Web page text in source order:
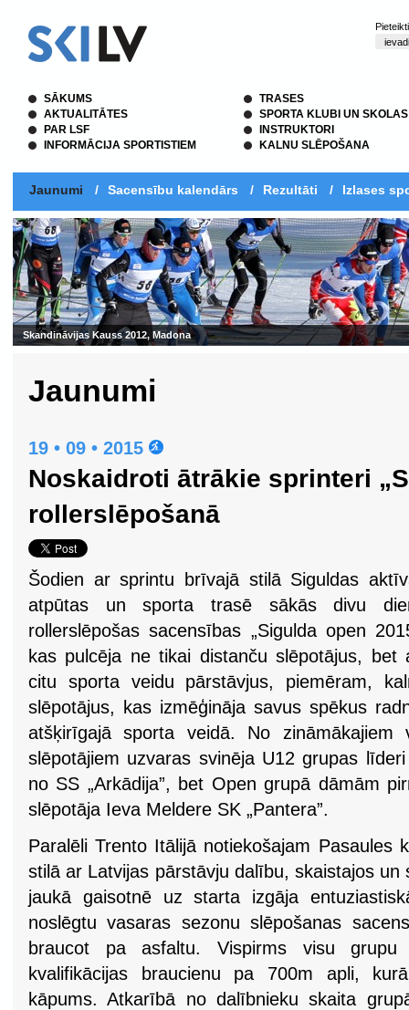
SĀKUMS
AKTUALITĀTES
PAR LSF
INFORMĀCIJA SPORTISTIEM
TRASES
SPORTA KLUBI UN SKOLAS
INSTRUKTORI
KALNU SLĒPOŠANA
Jaunumi / Sacensību kalendārs / Rezultāti / Izlases
Skandināvijas Kauss 2012, Madona
Jaunumi
19 • 09 • 2015
Noskaidroti ātrākie sprinteri
rollerslēpošanā
Šodien ar sprintu brīvajā stilā Siguldas
atpūtas un sporta trasē sākās divu
rollerslēpošas sacensības „Sigulda open
kas pulcēja ne tikai distanču slēpotājus, bet
citu sporta veidu pārstāvjus, piemēram,
slēpotājus, kas izmēģināja savus spēkus
atšķirīgajā sporta veidā. No zināmākajiem
slēpotājiem uzvaras svinēja U12 grupas
no SS „Arkādija”, bet Open grupā dāmām
slēpotāja Ieva Meldere SK „Pantera”.
Paralēli Trento Itālijā notiekošajam Pasaules
stilā ar Latvijas pārstāvju dalību, skaistajos un
jaukā gaisotnē uz starta izgāja
noslēgtu vasaras sezonu slēpošanas
braucot pa asfaltu. Vispirms visu
kvalifikācijas braucienu pa 700m apli,
kāpums. Atkarībā no dalībnieku skaita